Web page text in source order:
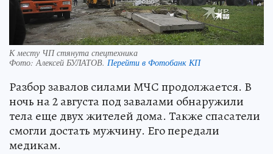
К месту ЧП стянута спецтехника
Фото:Алексей БУЛАТОВ. Перейти в Фотобанк КП
Разбор завалов силами МЧС продолжается. В
ночь на 2 августа под завалами обнаружили
тела еще двух жителей дома. Также спасатели
смогли достать мужчину. Его передали
медикам.